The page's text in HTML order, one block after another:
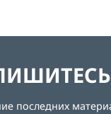
последних